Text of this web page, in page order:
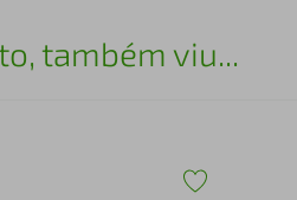
também viu...